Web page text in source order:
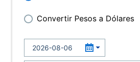
Convertir Pesos a Dólares